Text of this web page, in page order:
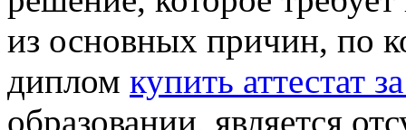
из основных причин, по
диплом купить аттестат
образовании, является